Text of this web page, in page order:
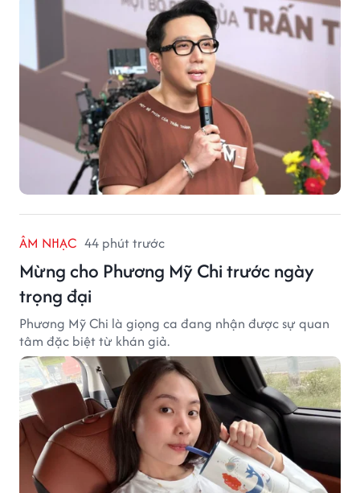
ÂM NHẠC 44 phút trước
Mừng cho Phương Mỹ Chi trước ngày
trọng đại
Phương Mỹ Chi là giọng ca đang nhận được sự quan
tâm đặc biệt từ khán giả.